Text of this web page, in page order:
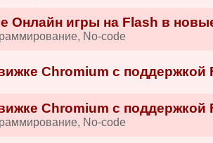
Онлайн игры на Flash в
No-code
Chromium с поддержкой
Chromium с поддержкой
No-code